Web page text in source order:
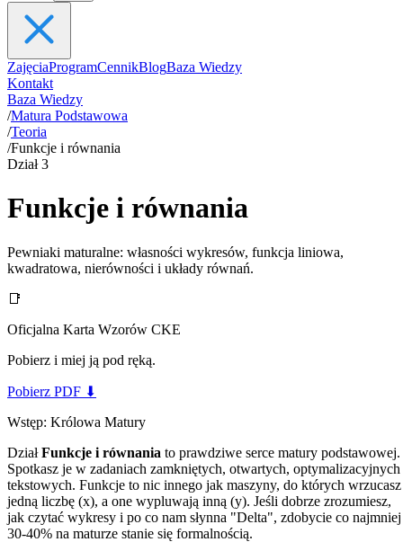
ZajęciaProgramCennikBlogBaza Wiedzy
Kontakt
Baza Wiedzy
/Matura Podstawowa
/Teoria
/Funkcje i równania
Dział3
Funkcje i równania
Pewniaki maturalne: własności wykresów, funkcja liniowa,
kwadratowa, nierówności i układy równań.
📑
Oficjalna Karta Wzorów CKE
Pobierz i miej ją pod ręką.
Pobierz PDF ⬇
Wstęp: Królowa Matury
DziałFunkcje i równania to prawdziwe serce matury podstawowej.
Spotkasz je w zadaniach zamkniętych, otwartych,
tekstowych. Funkcje to nic innego jak maszyny, do których wrzucasz
jedną liczbę (x), a one wypluwają inną (y). Jeśli dobrze zrozumiesz,
jak czytać wykresy i po co nam słynna "Delta", zdobycie co najmniej
30-40% na maturze stanie się formalnością.